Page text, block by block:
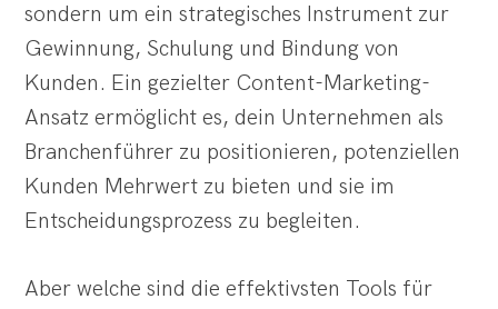
sondern um ein strategisches Instrument zur
Gewinnung, Schulung und Bindung von
Kunden. Ein gezielter Content-Marketing-
Ansatz ermöglicht es, dein Unternehmen als
Branchenführer zu positionieren, potenziellen
Kunden Mehrwert zu bieten und sie im
Entscheidungsprozess zu begleiten.
Aber welche sind die effektivsten Tools für